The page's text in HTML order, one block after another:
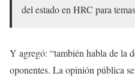
del estado en HRC para
Y agregó: “también habla de la
oponentes. La opinión pública